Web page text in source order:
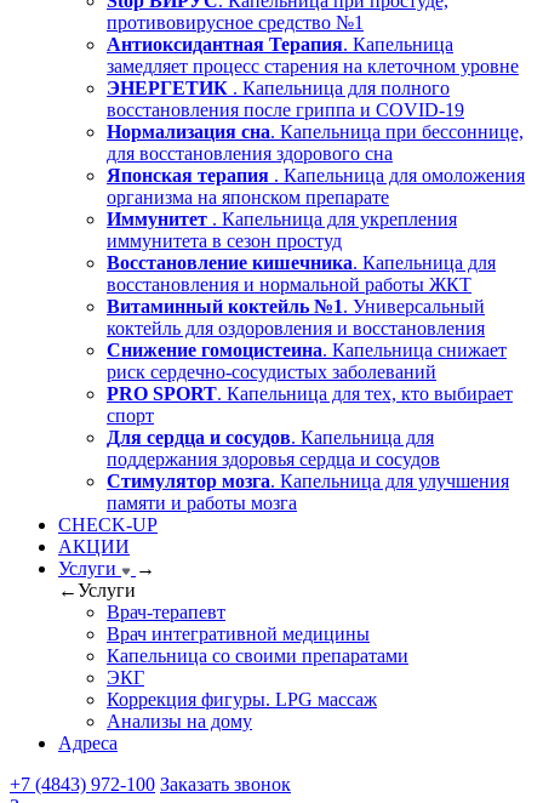
противовирусное средство №1
Антиоксидантная Терапия. Капельница
замедляет процесс старения на клеточном уровне
ЭНЕРГЕТИК . Капельница для полного
восстановления после гриппа и COVID-19
Нормализация сна. Капельница при бессоннице,
для восстановления здорового сна
Японская терапия . Капельница для омоложения
организма на японском препарате
Иммунитет . Капельница для укрепления
иммунитета в сезон простуд
Восстановление кишечника. Капельница для
восстановления и нормальной работы ЖКТ
Витаминный коктейль №1. Универсальный
коктейль для оздоровления и восстановления
Снижение гомоцистеина. Капельница снижает
риск сердечно-сосудистых заболеваний
PRO SPORT. Капельница для тех, кто выбирает
спорт
Для сердца и сосудов. Капельница для
поддержания здоровья сердца и сосудов
Стимулятор мозга. Капельница для улучшения
памяти и работы мозга
CHECK-UP
АКЦИИ
Услуги
→
←Услуги
Врач-терапевт
Врач интегративной медицины
Капельница со своими препаратами
ЭКГ
Коррекция фигуры. LPG массаж
Анализы на дому
Адреса
+7 (4843) 972-100 Заказать звонок